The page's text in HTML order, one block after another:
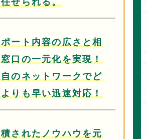
ート内容の広さと相
口の一元化を実現！
のネットワークでど
りも早い迅速対応！
されたノウハウを元